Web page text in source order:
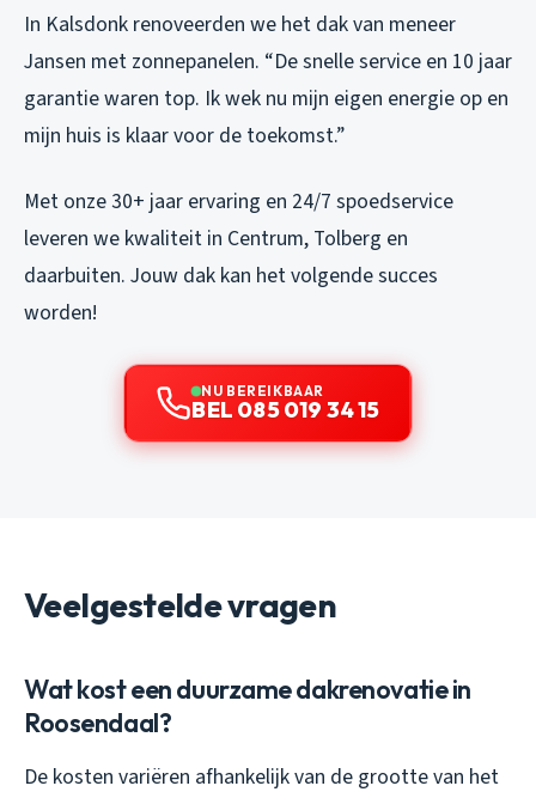
In Kalsdonk renoveerden we het dak van meneer
Jansen met zonnepanelen. “De snelle service en 10 jaar
garantie waren top. Ik wek nu mijn eigen energie op en
mijn huis is klaar voor de toekomst.”
Met onze 30+ jaar ervaring en 24/7 spoedservice
leveren we kwaliteit in Centrum, Tolberg en
daarbuiten. Jouw dak kan het volgende succes
worden!
NU BEREIKBAAR
BEL 085 019 34 15
Veelgestelde vragen
Wat kost een duurzame dakrenovatie in
Roosendaal?
De kosten variëren afhankelijk van de grootte van het